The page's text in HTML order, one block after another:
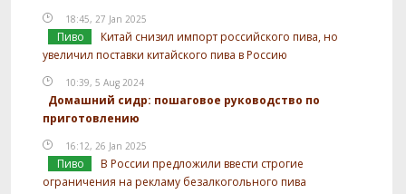
18:45, 27 Jan 2025
Пиво
Китай снизил импорт российского пива, но
увеличил поставки китайского пива в Россию
10:39, 5 Aug 2024
Домашний сидр: пошаговое руководство по
приготовлению
16:12, 26 Jan 2025
Пиво
В России предложили ввести строгие
ограничения на рекламу безалкогольного пива